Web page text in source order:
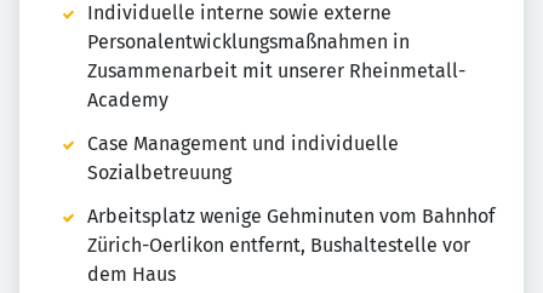
Individuelle interne sowie externe
Personalentwicklungsmaßnahmen in
Zusammenarbeit mit unserer Rheinmetall-
Academy
Case Management und individuelle
Sozialbetreuung
Arbeitsplatz wenige Gehminuten vom Bahnhof
Zürich-Oerlikon entfernt, Bushaltestelle vor
dem Haus